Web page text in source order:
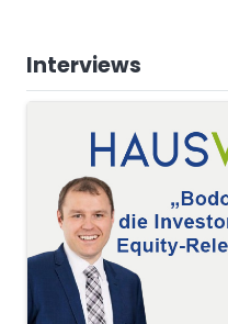
Interviews